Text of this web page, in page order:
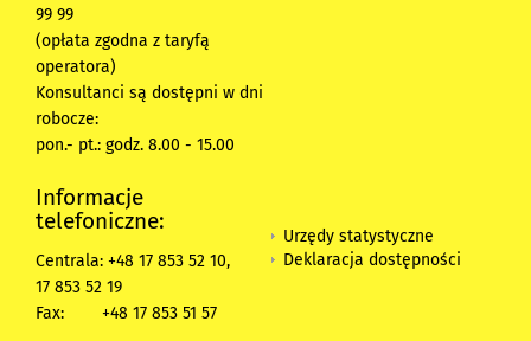
99 99
(opłata zgodna z taryfą
operatora)
Konsultanci są dostępni w dni
robocze:
pon.- pt.: godz. 8.00 - 15.00
Informacje
telefoniczne:
Centrala: +48 17 853 52 10,
17 853 52 19
Fax:
+48 17 853 51 57
Urzędy statystyczne
Deklaracja dostępności